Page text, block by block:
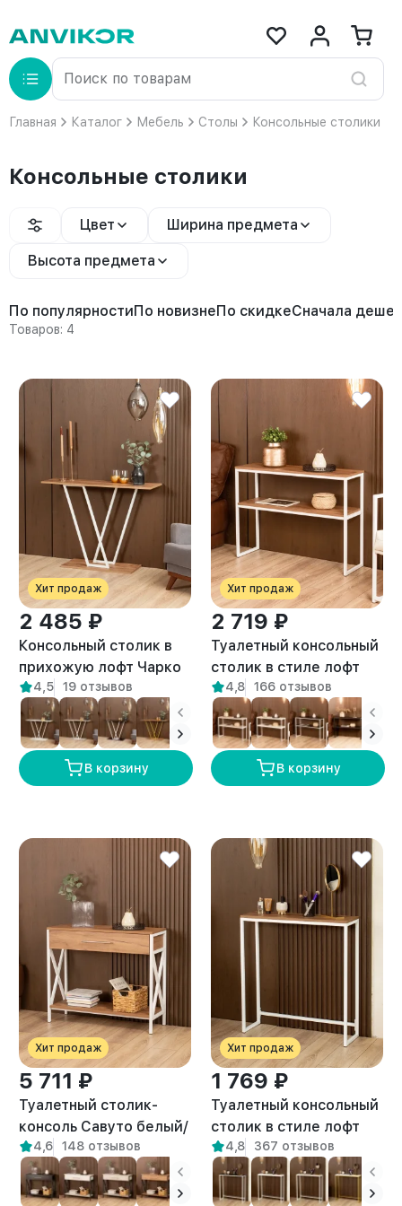
Главная Каталог Мебель Столы Консольные столики
Консольные столики
Цвет Ширина предмета
Высота предмета
По популярностиПо новизнеПо скидкеСначала
Товаров: 4
Хит продаж
2 485 ₽
Консольный столик в
прихожую лофт Чарко
белый/амаретто
4,5 19 отзывов
В корзину
Хит продаж
2 719 ₽
Туалетный консольный
столик в стиле лофт
Вакка белый/амаретто
4,8 166 отзывов
В корзину
Хит продаж
5 711 ₽
Туалетный столик-
консоль Савуто белый/
амаретто
4,6 148 отзывов
Хит продаж
1 769 ₽
Туалетный консольный
столик в стиле лофт
Шели белый/амаретто
4,8 367 отзывов